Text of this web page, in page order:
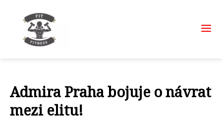
Admira Praha bojuje o návrat
mezi elitu!